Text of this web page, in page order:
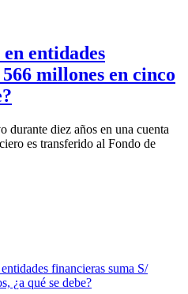
entidades
millones en cinco
durante diez años en una cuenta
es transferido al Fondo de